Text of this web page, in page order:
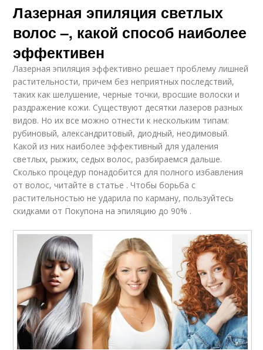
Лазерная эпиляция светлых
волос –, какой способ наиболее
эффективен
Лазерная эпиляция эффективно решает проблему лишней
растительности, причем без неприятных последствий,
таких как шелушение, черные точки, вросшие волоски и
раздражение кожи. Существуют десятки лазеров разных
видов. Но их все можно отнести к нескольким типам:
рубиновый, александритовый, диодный, неодимовый.
Какой из них наиболее эффективный для удаления
светлых, рыжих, седых волос, разбираемся дальше.
Сколько процедур понадобится для полного избавления
от волос, читайте в статье . Чтобы борьба с
растительностью не ударила по карману, пользуйтесь
скидками от Покупона на эпиляцию до 90% .